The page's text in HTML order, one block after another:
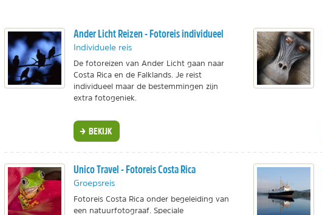
Ander Licht Reizen - Fotoreis individueel
Individuele reis
De fotoreizen van Ander Licht gaan naar
Costa Rica en de Falklands. Je reist
individueel maar de bestemmingen zijn
extra fotogeniek.
BEKIJK
Unico Travel - Fotoreis Costa Rica
Groepsreis
Fotoreis Costa Rica onder begeleiding van
een natuurfotograaf. Speciale